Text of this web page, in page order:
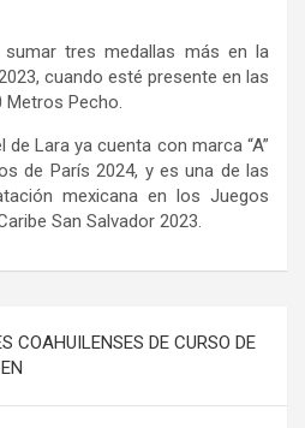
sumar tres medallas más en la
cuando esté presente en las
Metros Pecho.
Lara ya cuenta con marca “A”
de París 2024, y es una de las
mexicana en los Juegos
San Salvador 2023.
COAHUILENSES DE CURSO DE